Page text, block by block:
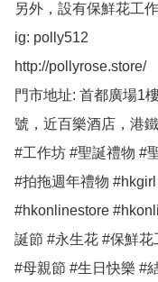
另外，設有保鮮花工
ig: polly512
http://pollyrose.store/
門市地址: 首都廣場1
號，近百樂酒店，港鐵
#工作坊 #聖誕禮物 #
#拍拖週年禮物
#hkonlinestore
誕節 #永生花 #保鮮
#母親節 #生日快樂 #